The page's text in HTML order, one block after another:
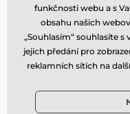
funkčnosti webu a s
obsahu našich
„Souhlasím“ souhlasíte
jejich předání pro
reklamních sítích na